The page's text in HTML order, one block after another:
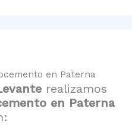
en Paterna
realizamos
en Paterna